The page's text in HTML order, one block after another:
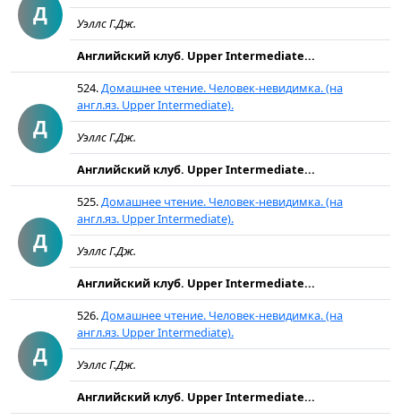
Д
Уэллс Г.Дж.
Английский клуб. Upper Intermediate...
Д
524.Домашнее чтение. Человек-невидимка. (на
англ.яз. Upper Intermediate).
Уэллс Г.Дж.
Английский клуб. Upper Intermediate...
Д
525.Домашнее чтение. Человек-невидимка. (на
англ.яз. Upper Intermediate).
Уэллс Г.Дж.
Английский клуб. Upper Intermediate...
Д
526.Домашнее чтение. Человек-невидимка. (на
англ.яз. Upper Intermediate).
Уэллс Г.Дж.
Английский клуб. Upper Intermediate...